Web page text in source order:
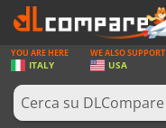
GIOCHI
PREPAGATE
YOU ARE HERE
ITALY
WE ALSO SUPPORT
USA